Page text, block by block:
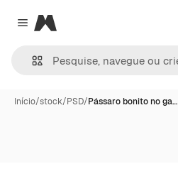
Close menu
Magnific
Início/stock/PSD/Pássaro bonito no ga…